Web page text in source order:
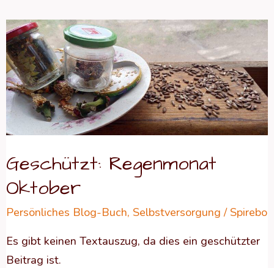
Geschützt: Regenmonat
Oktober
Persönliches Blog-Buch, Selbstversorgung / Spirebo
Es gibt keinen Textauszug, da dies ein geschützter
Beitrag ist.
Geschützt:
Regenmonat
Oktober